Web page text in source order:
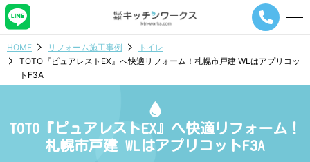
メ
ー
ビ
シ
ョ
HOME リフォーム施工事例
トイレ
TOTO『ピュアレストEX』へ快適リフォーム！札幌市戸建 WLはアプリコッ
トF3A
TOTO『ピュアレストEX』へ快適リフォーム！
札幌市戸建 WLはアプリコットF3A